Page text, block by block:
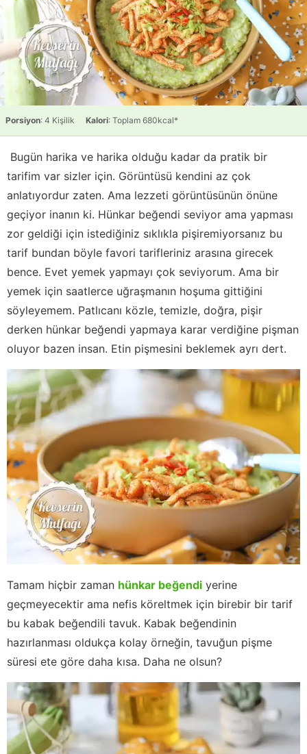
Porsiyon: 4 Kişilik Kalori: Toplam 680kcal*
Bugün harika ve harika olduğu kadar da pratik bir
tarifim var sizler için. Görüntüsü kendini az çok
anlatıyordur zaten. Ama lezzeti görüntüsünün önüne
geçiyor inanın ki. Hünkar beğendi seviyor ama yapması
zor geldiği için istediğiniz sıklıkla pişiremiyorsanız bu
tarif bundan böyle favori tarifleriniz arasına girecek
bence. Evet yemek yapmayı çok seviyorum. Ama bir
yemek için saatlerce uğraşmanın hoşuma gittiğini
söyleyemem. Patlıcanı közle, temizle, doğra, pişir
derken hünkar beğendi yapmaya karar verdiğine pişman
oluyor bazen insan. Etin pişmesini beklemek ayrı dert.
Tamam hiçbir zaman hünkar beğendi yerine
geçmeyecektir ama nefis köreltmek için birebir bir tarif
bu kabak beğendili tavuk. Kabak beğendinin
hazırlanması oldukça kolay örneğin, tavuğun pişme
süresi ete göre daha kısa. Daha ne olsun?